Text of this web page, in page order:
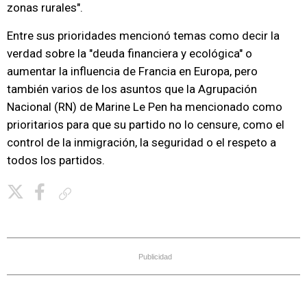
zonas rurales".
Entre sus prioridades mencionó temas como decir la
verdad sobre la "deuda financiera y ecológica" o
aumentar la influencia de Francia en Europa, pero
también varios de los asuntos que la Agrupación
Nacional (RN) de Marine Le Pen ha mencionado como
prioritarios para que su partido no lo censure, como el
control de la inmigración, la seguridad o el respeto a
todos los partidos.
Publicidad